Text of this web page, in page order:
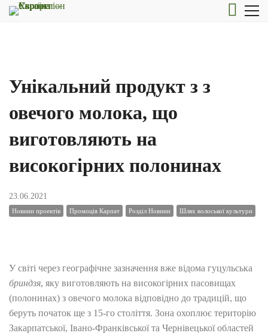
Унікальний продукт з з
овечого молока, що
виготовляють на
високогірних полонинах
23.06.2021
Новини проектів Промоція Карпат Розділ Новини Шлях волоської культури
У світі через географічне зазначення вже відома гуцульська
бриндзя, яку виготовляють на високогірних пасовищах
(полонинах) з овечого молока відповідно до традицій, що
беруть початок ще з 15-го століття. Зона охоплює територію
Закарпатської, Івано-Франківської та Чернівецької областей